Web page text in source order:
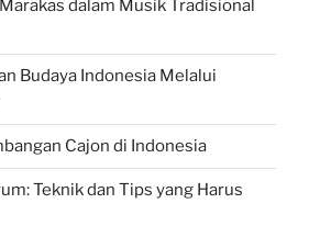
dalam Musik Tradisional
Budaya Indonesia Melalui
Cajon di Indonesia
Teknik dan Tips yang Harus